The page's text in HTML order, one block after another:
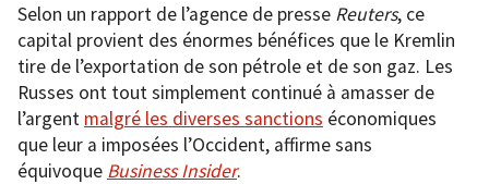
Selon un rapport de l’agence de presse Reuters, ce
capital provient des énormes bénéfices que le Kremlin
tire de l’exportation de son pétrole et de son gaz. Les
Russes ont tout simplement continué à amasser de
l’argent malgré les diverses sanctions économiques
que leur a imposées l’Occident, affirme sans
équivoque Business Insider.